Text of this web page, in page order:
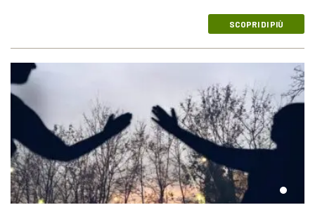
SCOPRI DI PIÙ